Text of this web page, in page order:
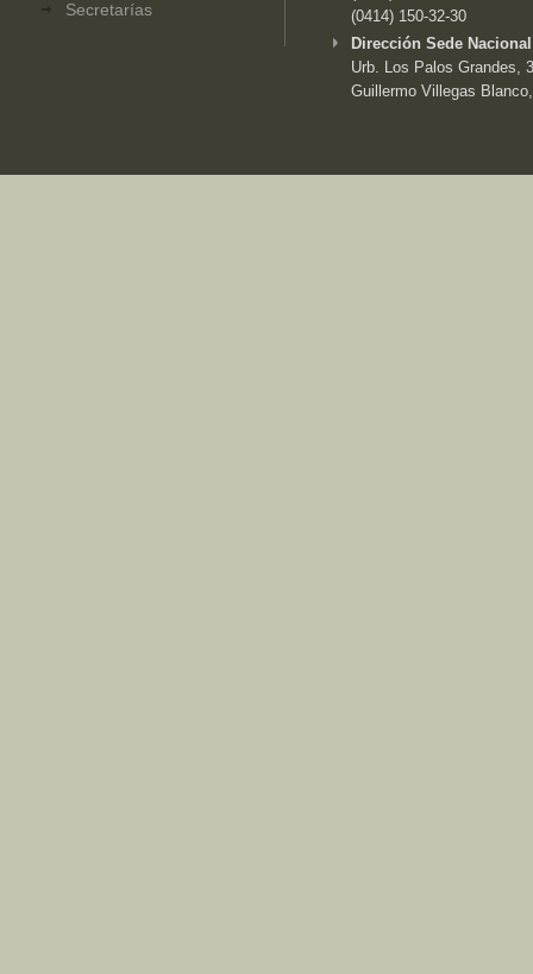
Secretarías
(0414) 150-32-30
Dirección Sede
Urb. Los Palos Grandes,
Guillermo Villegas